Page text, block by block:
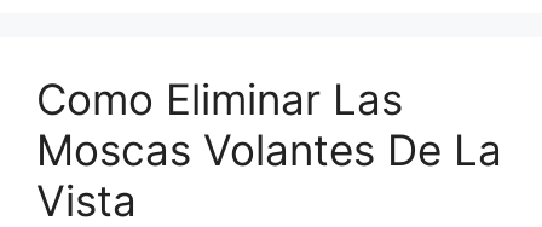
Como Eliminar Las
Moscas Volantes De La
Vista